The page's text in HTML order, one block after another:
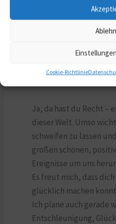
Cookie-Richtlinie
MIRIAM
Ja, da hast du Recht –
dieser Welt. Umso
schweifen zu lassen
großen schönen,
Ereignisse um uns
Es freut mich, dass
glücklich machen
Ich plane auch gerade
Entschleunigung,